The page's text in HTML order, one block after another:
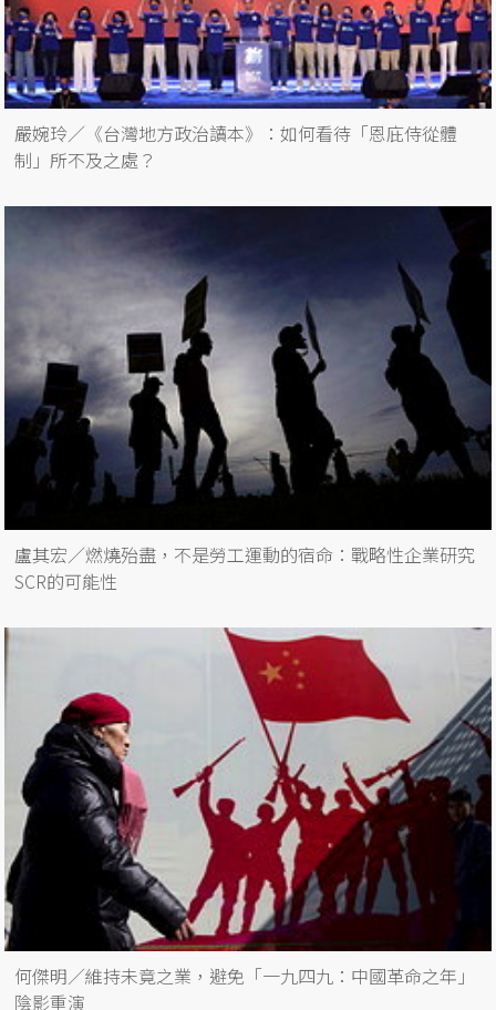
嚴婉玲／《台灣地方政治讀本》：如何看待「恩庇侍從體
制」所不及之處？
盧其宏／燃燒殆盡，不是勞工運動的宿命：戰略性企業研究
SCR的可能性
何傑明／維持未竟之業，避免「一九四九：中國革命之年」
陰影重演